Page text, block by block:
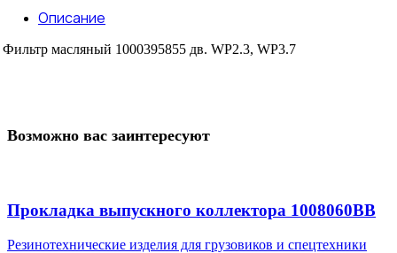
Описание
Фильтр масляный 1000395855 дв. WP2.3, WP3.7
Возможно вас заинтересуют
Прокладка выпускного коллектора 1008060ВВ
Резинотехнические изделия для грузовиков и спецтехники